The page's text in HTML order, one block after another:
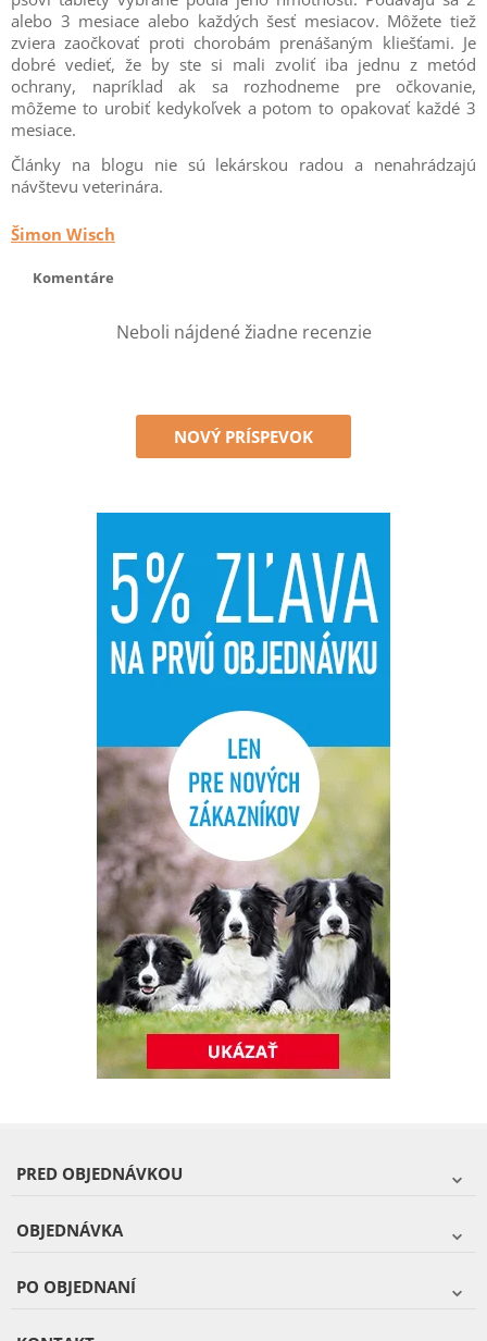
alebo 3 mesiace alebo každých šesť mesiacov. Môžete tiež
zviera zaočkovať proti chorobám prenášaným kliešťami. Je
dobré vedieť, že by ste si mali zvoliť iba jednu z metód
ochrany, napríklad ak sa rozhodneme pre očkovanie,
môžeme to urobiť kedykoľvek a potom to opakovať každé 3
mesiace.
Články na blogu nie sú lekárskou radou a nenahrádzajú
návštevu veterinára.
Šimon Wisch
Komentáre
Neboli nájdené žiadne recenzie
NOVÝ PRÍSPEVOK
PRED OBJEDNÁVKOU
OBJEDNÁVKA
PO OBJEDNANÍ